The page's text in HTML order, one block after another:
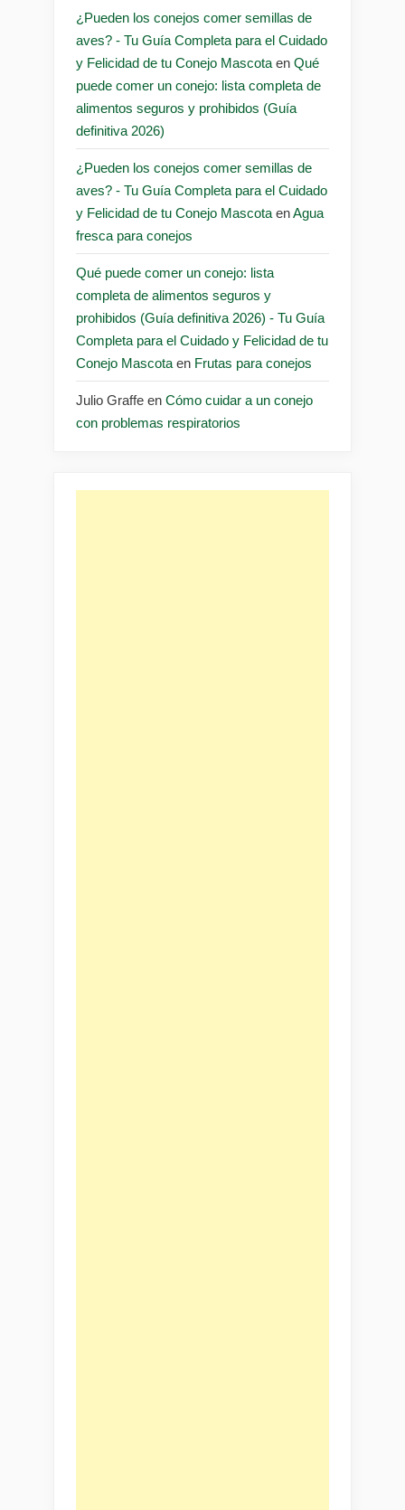
¿Pueden los conejos comer semillas de
aves? - Tu Guía Completa para el Cuidado
y Felicidad de tu Conejo Mascota en Qué
puede comer un conejo: lista completa de
alimentos seguros y prohibidos (Guía
definitiva 2026)
¿Pueden los conejos comer semillas de
aves? - Tu Guía Completa para el Cuidado
y Felicidad de tu Conejo Mascota enAgua
fresca para conejos
Qué puede comer un conejo: lista
completa de alimentos seguros y
prohibidos (Guía definitiva 2026) - Tu Guía
Completa para el Cuidado y Felicidad de tu
Conejo Mascota en Frutas para conejos
Julio Graffe en Cómo cuidar a un conejo
con problemas respiratorios